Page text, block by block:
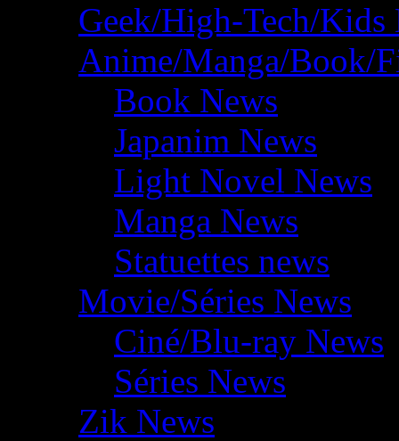
Geek/High-Tech/Kids
Anime/Manga/Book/
Book News
Japanim News
Light Novel News
Manga News
Statuettes news
Movie/Séries News
Ciné/Blu-ray News
Séries News
Zik News